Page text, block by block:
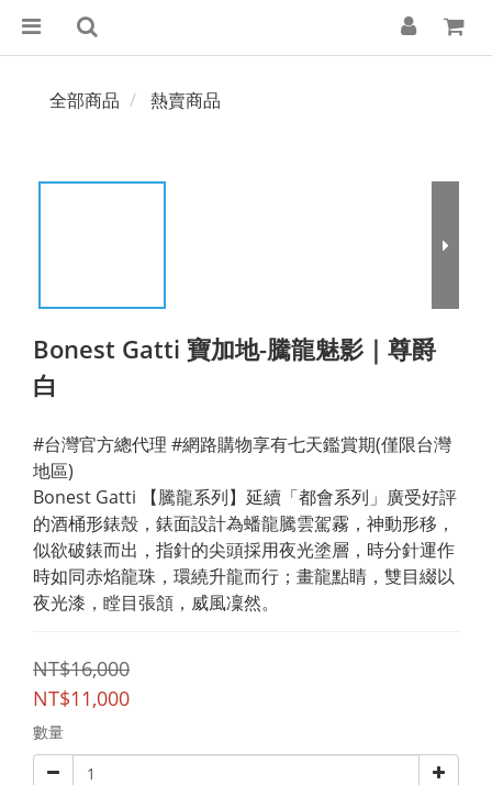
全部商品 熱賣商品
Bonest Gatti 寶加地-騰龍魅影｜尊爵
白
#台灣官方總代理 #網路購物享有七天鑑賞期(僅限台灣
地區)
Bonest Gatti 【騰龍系列】延續「都會系列」廣受好評
的酒桶形錶殼，錶面設計為蟠龍騰雲駕霧，神動形移，
似欲破錶而出，指針的尖頭採用夜光塗層，時分針運作
時如同赤焰龍珠，環繞升龍而行；畫龍點睛，雙目綴以
夜光漆，瞠目張頷，威風凜然。
NT$16,000
NT$11,000
數量